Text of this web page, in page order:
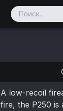
A low-recoil
fire, the P250 is